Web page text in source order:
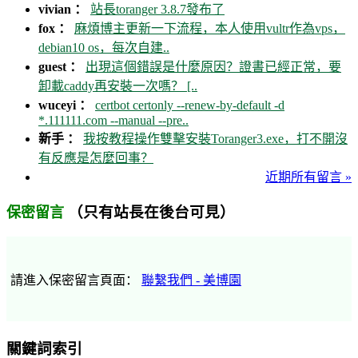
vivian ： 站長toranger 3.8.7發布了
fox ： 麻煩博主更新一下流程，本人使用vultr作為vps，
debian10 os，每次自建..
guest ： 出現這個錯誤是什麼原因？證書已經正常，要
卸載caddy再安裝一次嗎？ [..
wuceyi ： certbot certonly --renew-by-default -d
*.111111.com --manual --pre..
新手 ： 我按教程操作雙擊安裝Toranger3.exe，打不開沒
有反應是怎麼回事？
近期所有留言 »
保密留言 （只有站長在後台可見）
請進入保密留言頁面： 聯繫我們 - 美博園
關鍵詞索引